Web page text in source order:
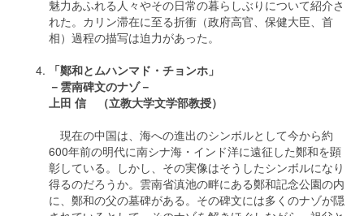
魅力あふれる人々やその日常の暮らしぶりについて紹介さ
れた。カリン滞在に至る折衝（政府高官、保健大臣、首
相）過程の描写は迫力があった。
「鄭和とムハンマド・チョンホ」
－雲南碑文のナゾ－
上田 信 （立教大学文学部教授）
現在の中国は、海への進出のシンボルとして今から約
600年前の明代に南シナ海・インド洋に遠征した鄭和を顕
彰している。しかし、その実像はそうしたシンボルになり
得るのだろうか。雲南省滇池の畔にある鄭和記念公園の内
に、鄭和の父の墓碑がある。その碑文には多くのナゾが隠